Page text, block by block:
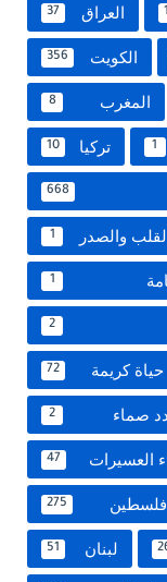
العراق 37
الكويت 356
المغرب 8
1 تركيا 10
668
والصدر 1
1
2
حياة كريمة 72
صماء 2
47
فلسطين 275
لبنان 51